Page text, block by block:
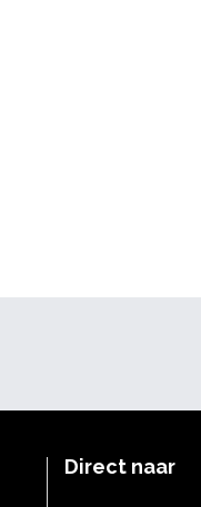
Direct naar